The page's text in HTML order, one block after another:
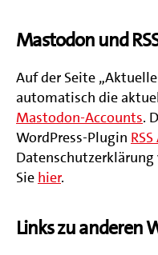
Mastodon und
Auf der Seite
automatisch die
Mastodon-Accounts.
WordPress-Plugin
Sie hier.
Links zu anderen